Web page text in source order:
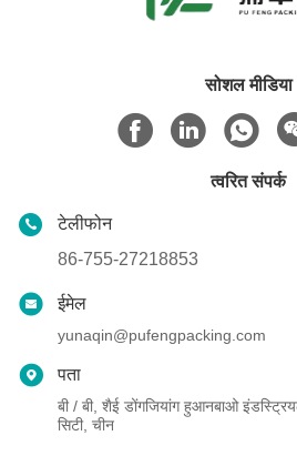
सोशल मीडिया
त्वरित संपर्क
टेलीफोन
86-755-27218853
ईमेल
yunaqin@pufengpacking.com
पता
बी / बी, शैई डोंगजियांग हुआनबाओ
सिटी, चीन